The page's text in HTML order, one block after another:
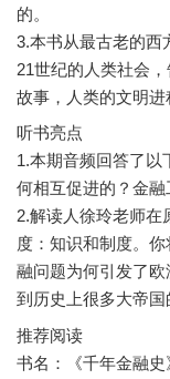
的。
3.本书从最古老的
21世纪的人类社会
故事，人类的文明进
听书亮点
1.本期音频回答了以
何相互促进的？金
2.解读人徐玲老师在
度：知识和制度。
融问题为何引发了
到历史上很多大帝国
推荐阅读
书名：《千年金融史